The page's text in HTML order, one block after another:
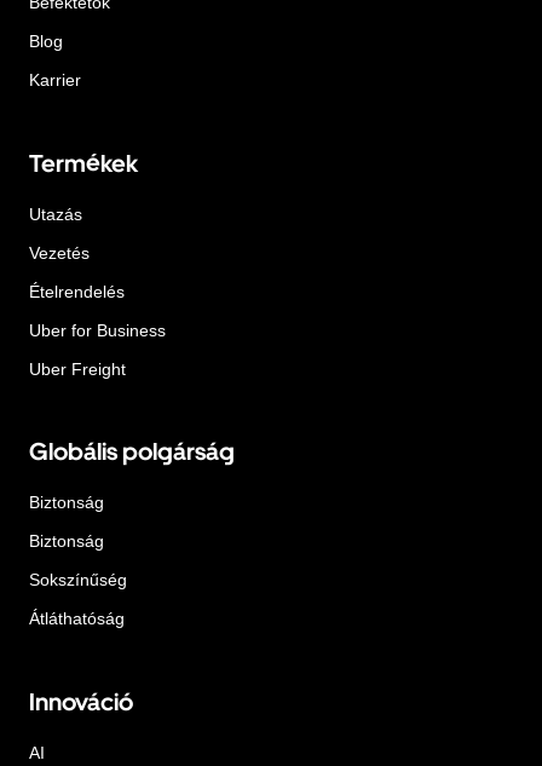
Blog
Karrier
Termékek
Utazás
Vezetés
Ételrendelés
Uber for Business
Uber Freight
Globális polgárság
Biztonság
Biztonság
Sokszínűség
Átláthatóság
Innováció
AI